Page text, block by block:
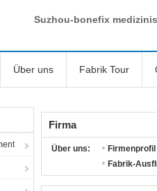
Suzhou-bonefix
Über uns Fabrik Tour
Firma
Über uns: Firmenprofil
Fabrik-